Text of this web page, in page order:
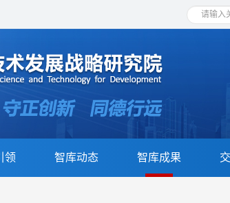
领 智库动态 智库成果